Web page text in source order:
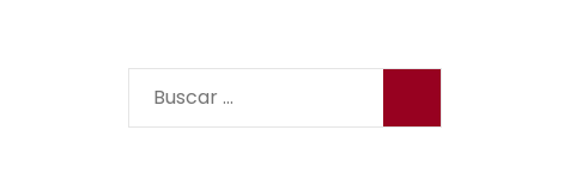
Buscar: